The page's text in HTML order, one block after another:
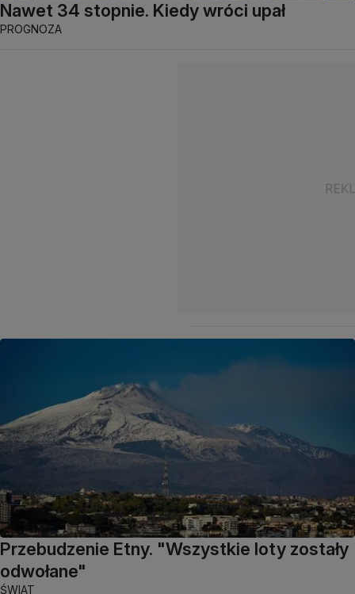
Nawet 34 stopnie. Kiedy wróci upał
PROGNOZA
Przebudzenie Etny. "Wszystkie loty zostały
odwołane"
ŚWIAT